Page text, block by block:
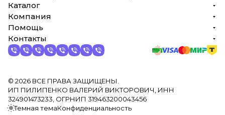
Каталог
Компания
Помощь
Контакты
© 2026 ВСЕ ПРАВА ЗАЩИЩЕНЫ.
ИП ПИЛИПЕНКО ВАЛЕРИЙ ВИКТОРОВИЧ, ИНН
324901473233, ОГРНИП 319463200043456
Темная темаКонфиденциальность